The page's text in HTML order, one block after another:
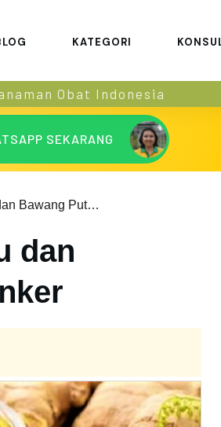
KATEGORI
Obat Indonesia
SEKARANG
Resep Kombinasi: Madu dan Bawang Putih untuk Kanker
dan